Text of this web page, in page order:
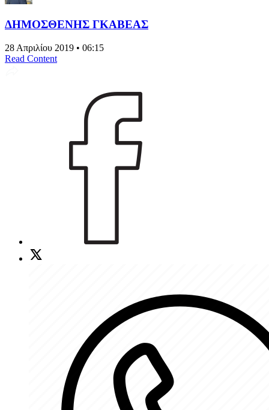
ΔΗΜΟΣΘΕΝΗΣ ΓΚΑΒΕΑΣ
28 Απριλίου 2019 • 06:15
Read Content